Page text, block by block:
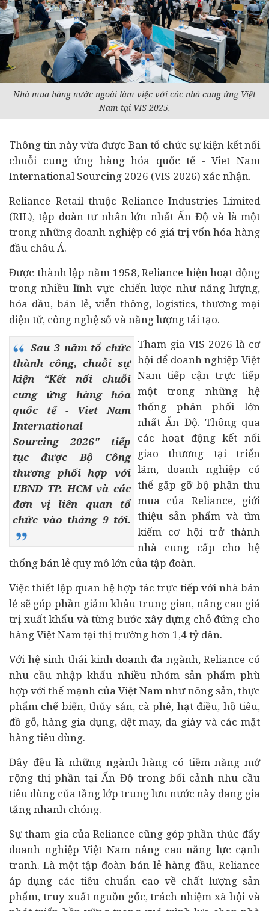
Nhà mua hàng nước ngoài làm việc với các nhà cung ứng Việt
Nam tại VIS 2025.
Thông tin này vừa được Ban tổ chức sự kiện kết nối
chuỗi cung ứng hàng hóa quốc tế - Viet Nam
International Sourcing 2026 (VIS 2026) xác nhận.
Reliance Retail thuộc Reliance Industries Limited
(RIL), tập đoàn tư nhân lớn nhất Ấn Độ và là một
trong những doanh nghiệp có giá trị vốn hóa hàng
đầu châu Á.
Được thành lập năm 1958, Reliance hiện hoạt động
trong nhiều lĩnh vực chiến lược như năng lượng,
hóa dầu, bán lẻ, viễn thông, logistics, thương mại
điện tử, công nghệ số và năng lượng tái tạo.
Sau 3 năm tổ chức
thành công, chuỗi sự
kiện “Kết nối chuỗi
cung ứng hàng hóa
quốc tế - Viet Nam
International
Sourcing 2026" tiếp
tục được Bộ Công
thương phối hợp với
UBND TP. HCM và các
đơn vị liên quan tổ
chức vào tháng 9 tới.
Tham gia VIS 2026 là cơ
hội để doanh nghiệp Việt
Nam tiếp cận trực tiếp
một trong những hệ
thống phân phối lớn
nhất Ấn Độ. Thông qua
các hoạt động kết nối
giao thương tại triển
lãm, doanh nghiệp có
thể gặp gỡ bộ phận thu
mua của Reliance, giới
thiệu sản phẩm và tìm
kiếm cơ hội trở thành
nhà cung cấp cho hệ
thống bán lẻ quy mô lớn của tập đoàn.
Việc thiết lập quan hệ hợp tác trực tiếp với nhà bán
lẻ sẽ góp phần giảm khâu trung gian, nâng cao giá
trị xuất khẩu và từng bước xây dựng chỗ đứng cho
hàng Việt Nam tại thị trường hơn 1,4 tỷ dân.
Với hệ sinh thái kinh doanh đa ngành, Reliance có
nhu cầu nhập khẩu nhiều nhóm sản phẩm phù
hợp với thế mạnh của Việt Nam như nông sản, thực
phẩm chế biến, thủy sản, cà phê, hạt điều, hồ tiêu,
đồ gỗ, hàng gia dụng, dệt may, da giày và các mặt
hàngtiêu dùng.
Đây đều là những ngành hàng có tiềm năng mở
rộng thị phần tại Ấn Độ trong bối cảnh nhu cầu
tiêu dùng của tầng lớp trung lưu nước này đang gia
tăng nhanh chóng.
Sự tham gia của Reliance cũng góp phần thúc đẩy
doanh nghiệp Việt Nam nâng cao năng lực cạnh
tranh. Là một tập đoàn bán lẻ hàng đầu, Reliance
áp dụng các tiêu chuẩn cao về chất lượng sản
phẩm, truy xuất nguồn gốc, trách nhiệmxã hộivà